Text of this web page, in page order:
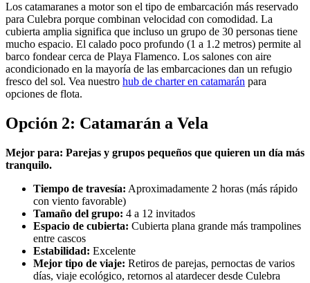
Los catamaranes a motor son el tipo de embarcación más reservado
para Culebra porque combinan velocidad con comodidad. La
cubierta amplia significa que incluso un grupo de 30 personas tiene
mucho espacio. El calado poco profundo (1 a 1.2 metros) permite al
barco fondear cerca de Playa Flamenco. Los salones con aire
acondicionado en la mayoría de las embarcaciones dan un refugio
fresco del sol. Vea nuestro hub de charter en catamarán para
opciones de flota.
Opción 2: Catamarán a Vela
Mejor para: Parejas y grupos pequeños que quieren un día más
tranquilo.
Tiempo de travesía: Aproximadamente 2 horas (más rápido
con viento favorable)
Tamaño del grupo: 4 a 12 invitados
Espacio de cubierta: Cubierta plana grande más trampolines
entre cascos
Estabilidad: Excelente
Mejor tipo de viaje: Retiros de parejas, pernoctas de varios
días, viaje ecológico, retornos al atardecer desde Culebra